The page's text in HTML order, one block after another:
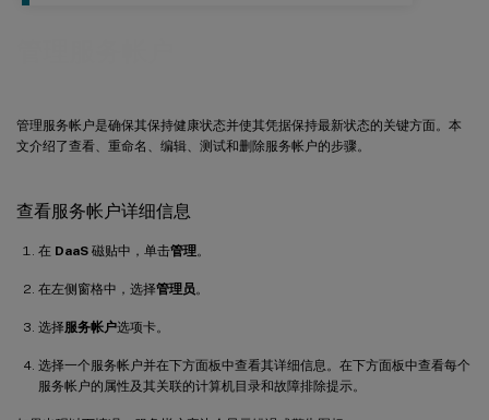
管理服务帐户是确保其保持健康状态并使其凭据保持最新状态的关键方面。本
文介绍了查看、重命名、编辑、测试和删除服务帐户的步骤。
查看服务帐户详细信息
在 DaaS 磁贴中，单击管理。
在左侧窗格中，选择管理员 。
选择服务帐户选项卡。
选择一个服务帐户并在下方面板中查看其详细信息。在下方面板中查看每个
服务帐户的属性及其关联的计算机目录和故障排除提示。